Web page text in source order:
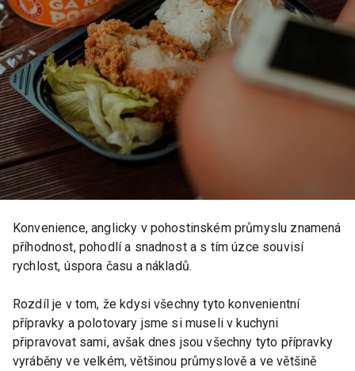
Konvenience, anglicky v pohostinském průmyslu znamená
příhodnost, pohodlí a snadnost a s tím úzce souvisí
rychlost, úspora času a nákladů.
Rozdíl je v tom, že kdysi všechny tyto konvenientní
přípravky a polotovary jsme si museli v kuchyni
připravovat sami, avšak dnes jsou všechny tyto přípravky
vyráběny ve velkém, většinou průmyslově a ve většině